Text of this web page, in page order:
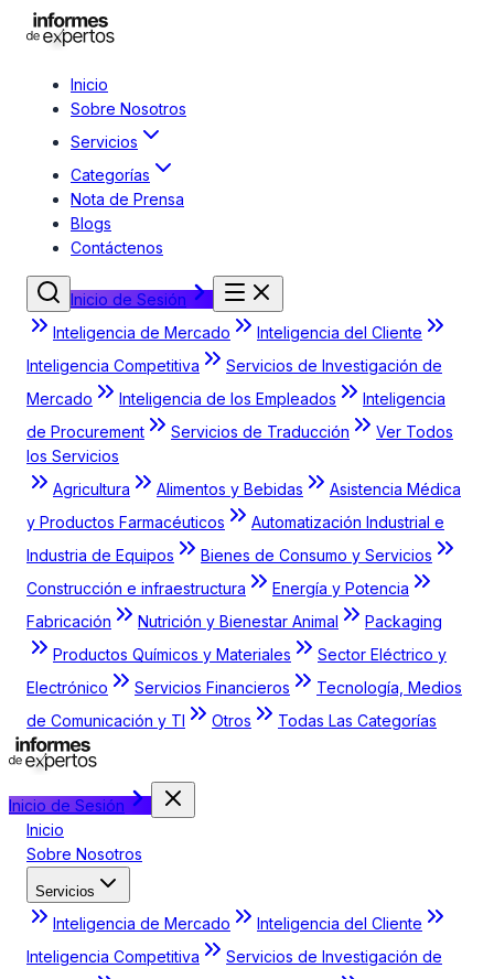
Inicio
Sobre Nosotros
Servicios
Categorías
Nota de Prensa
Blogs
Contáctenos
Inicio de Sesión
Inteligencia de Mercado
Inteligencia del Cliente
Inteligencia Competitiva
Servicios de Investigación de
Mercado
Inteligencia de los Empleados
Inteligencia
de Procurement
Servicios de Traducción
Ver Todos
los Servicios
Agricultura
Alimentos y Bebidas
Asistencia Médica
y Productos Farmacéuticos
Automatización Industrial e
Industria de Equipos
Bienes de Consumo y Servicios
Construcción e infraestructura
Energía y Potencia
Fabricación
Nutrición y Bienestar Animal
Packaging
Productos Químicos y Materiales
Sector Eléctrico y
Electrónico
Servicios Financieros
Tecnología, Medios
de Comunicación y TI
Otros Todas Las Categorías
Inicio de Sesión
Inicio
Sobre Nosotros
Servicios
Inteligencia de Mercado
Inteligencia del Cliente
Inteligencia Competitiva
Servicios de Investigación de